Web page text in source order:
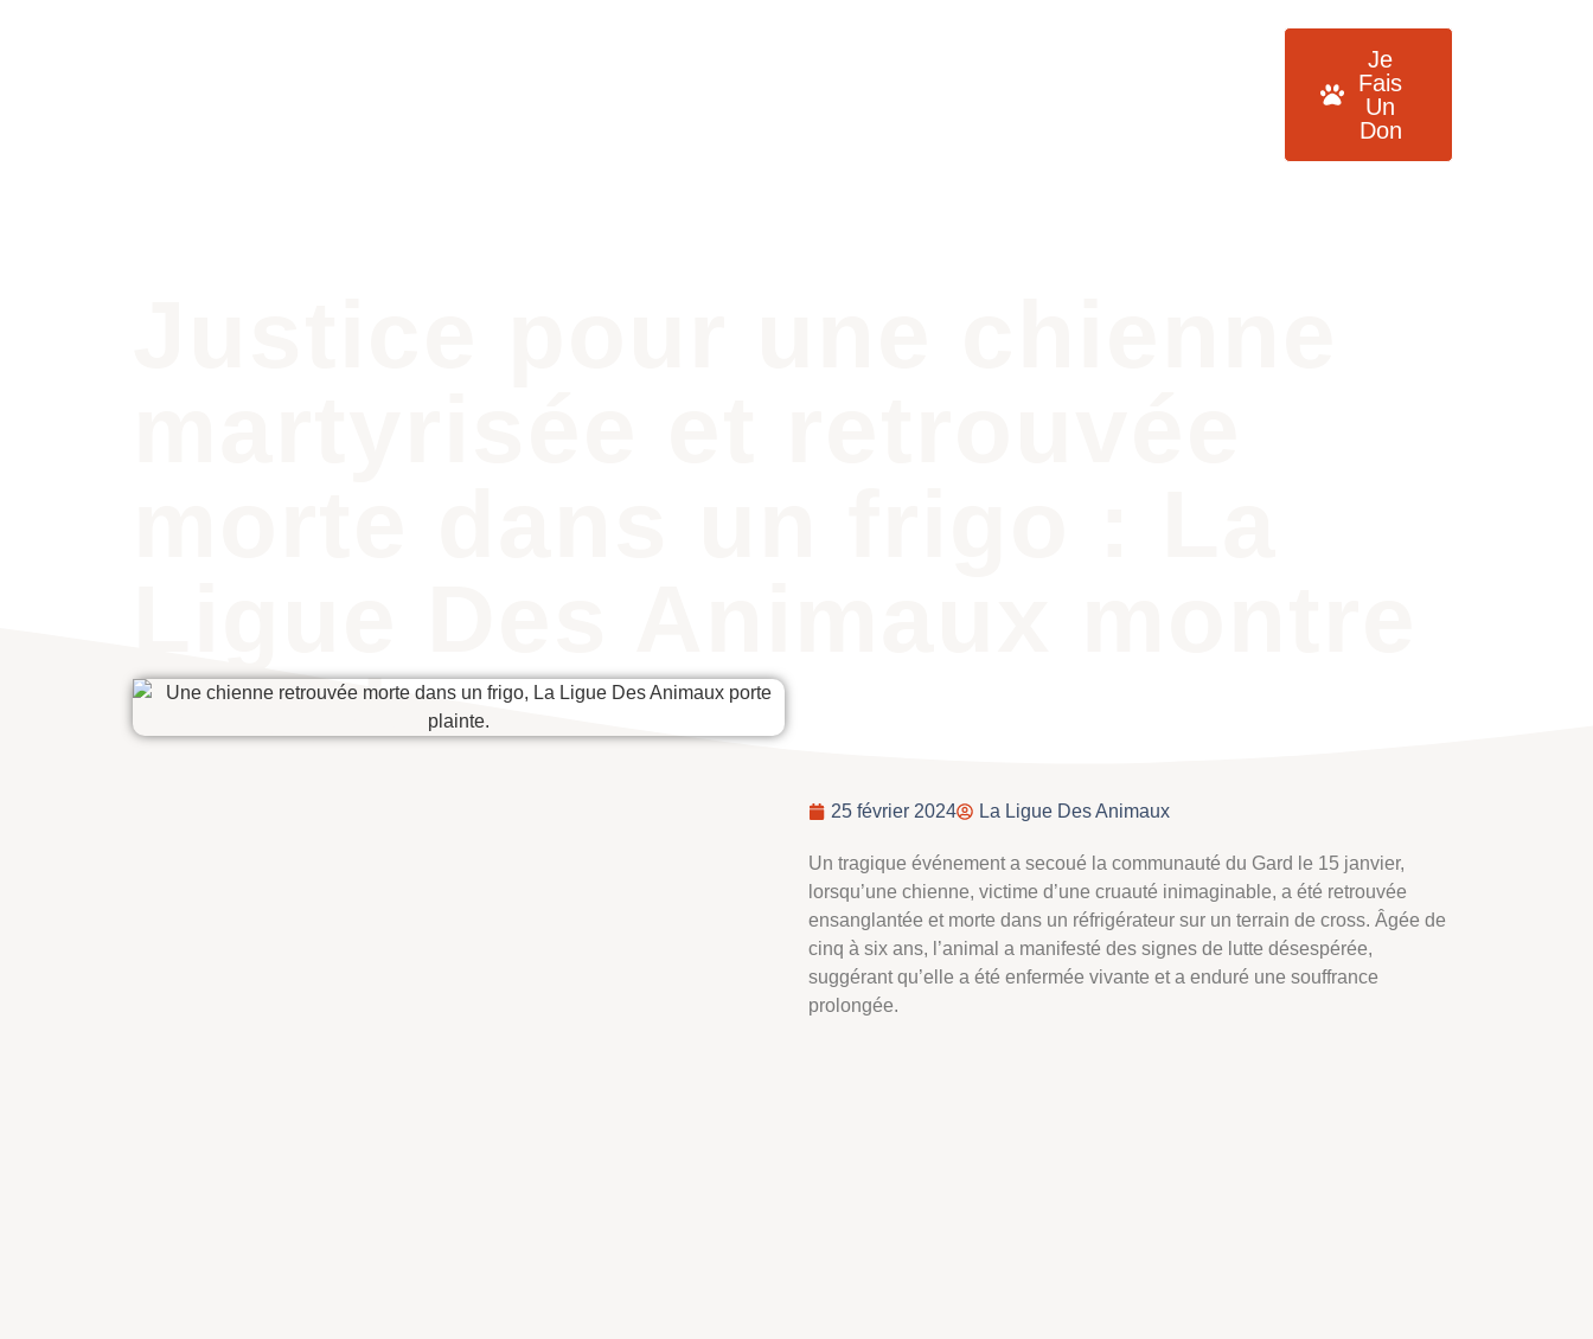
Je
Fais
Un
Don
la voie
25 février 2024 La Ligue Des Animaux
Un tragique événement a secoué la communauté du Gard le 15 janvier,
lorsqu’une chienne, victime d’une cruauté inimaginable, a été retrouvée
ensanglantée et morte dans un réfrigérateur sur un terrain de cross. Âgée de
cinq à six ans, l’animal a manifesté des signes de lutte désespérée,
suggérant qu’elle a été enfermée vivante et a enduré une souffrance
prolongée.